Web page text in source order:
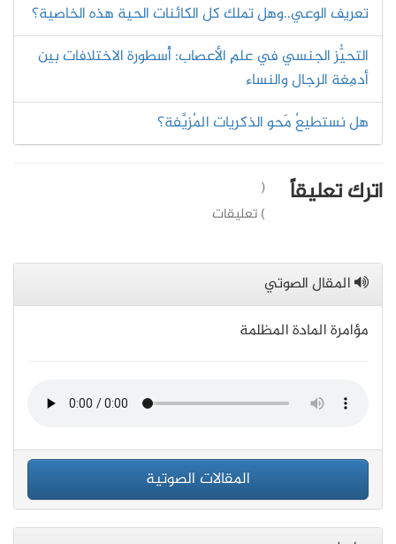
تعريف الوعي..وهل تملك كل الكائنات الحية هذه الخاصية؟
التحيُّز الجنسي في علمِ الأعصاب: أُسطورة الاختلافات بين
أدمِغة الرجال والنساء
هل نستطيعُ مَحو الذكريات المُزيَّفة؟
اترك تعليقاً
(
) تعليقات
المقال الصوتي
مؤامرة المادة المظلمة
المقالات الصوتية